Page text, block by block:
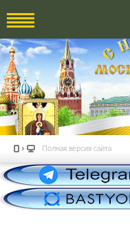
Полная версия сайта